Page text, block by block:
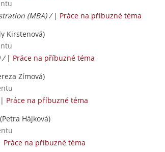
(MBA) / | Práce na příbuzné téma
Kirstenová)
/ | Práce na příbuzné téma
Zímová)
| Práce na příbuzné téma
(Petra Hájková)
Práce na příbuzné téma